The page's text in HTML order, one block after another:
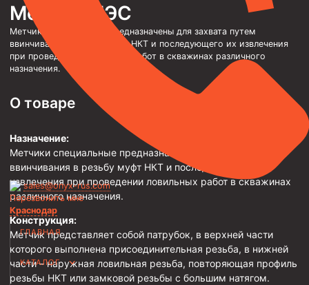
sales@onyx-rus.com
Перезвонить мне
Краснодар
ГЛАВНАЯ
КАТАЛОГ
Трубы НКТ ТУ 1308-206-00147016-2002
Трубы НКТ ТУ 14-161-195-2001
Трубы НКТ ТУ 14-3Р-138-2014
Трубы НКТ ТУ 14-3Р-121-2011
Трубы НКТ ТУ 14-161-232-2008
Трубы НКТ ТУ 39-0147016-97-99
Трубы НКТ ТУ 14-3-1534-87
Трубы НКТ ТУ 14-161-237-2018
Трубы НКТ ТУ 14-161-237-2018
Трубы НКТ ГОСТ 633-80
Муфты для насосно-компрессорных труб
Муфта НКТ 114
Метчик МЭС
Метчики специальные предназначены для захвата путем
ввинчивания в резьбу муфт НКТ и последующего их извлечения
при проведении ловильных работ в скважинах различного
назначения.
О товаре
Назначение:
Метчики специальные предназначены для захвата путем
ввинчивания в резьбу муфт НКТ и последующего их
извлечения при проведении ловильных работ в скважинах
различного назначения.
Конструкция:
Метчик представляет собой патрубок, в верхней части
которого выполнена присоединительная резьба, в нижней
части – наружная ловильная резьба, повторяющая профиль
резьбы НКТ или замковой резьбы с большим натягом.